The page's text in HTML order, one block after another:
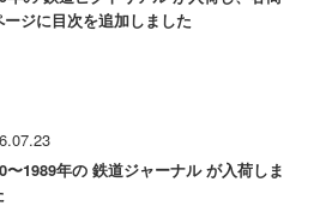
ージに目次を追加しました
〜1989年の 鉄道ジャーナル が入荷しま